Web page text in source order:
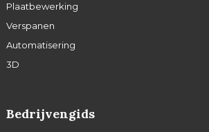
Plaatbewerking
Verspanen
Automatisering
3D
Bedrijvengids